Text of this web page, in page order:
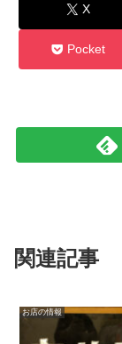
X
Pocket
関連記事
お店の情報